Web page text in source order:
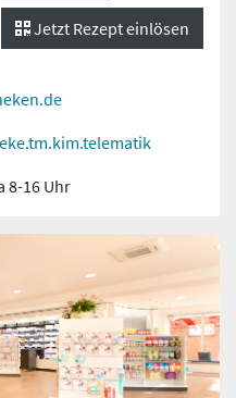
Jetzt Rezept einlösen
8-16 Uhr